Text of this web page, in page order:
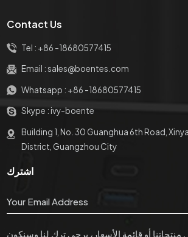
Contact Us
Tel : +86 -18680577415
Email :sales@boentes.com
Whatsapp : +86 -18680577415
Skype :ivy-boente
Building 1, No. 30 Guanghua 6th Road,
District, Guangzhou City
اشترك
أو قائمة الأسعار، يرجى ترك لنا وسنكون